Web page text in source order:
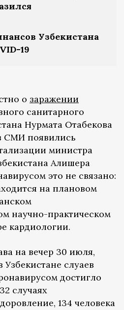
Узбекистана
19
о заражении
санитарного
Нурмата Отабекова
СМИ появились
министра
Алишера
это не связано:
на плановом
научно-практическом
кардиологии.
на вечер 30 июля,
слуаев
достигло
случаях
134 человека